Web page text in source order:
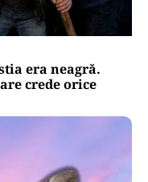
era neagră.
crede orice